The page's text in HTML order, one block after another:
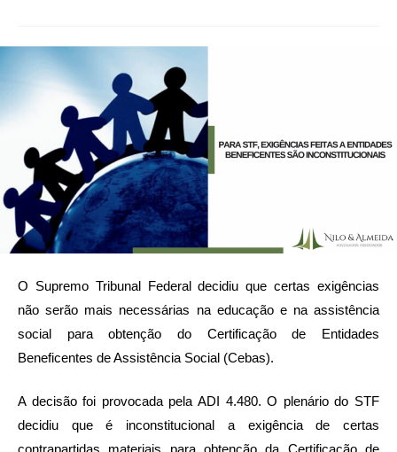
O Supremo Tribunal Federal decidiu que certas exigências
não serão mais necessárias na educação e na assistência
social para obtenção do Certificação de Entidades
Beneficentes de Assistência Social (Cebas).
A decisão foi provocada pela ADI 4.480. O plenário do STF
decidiu que é inconstitucional a exigência de certas
contrapartidas materiais para obtenção da Certificação de